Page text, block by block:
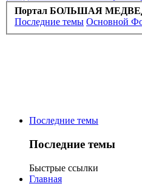
Портал БОЛЬШАЯ
Последние темы Основной
Последние темы
Последние темы
Быстрые ссылки
Главная